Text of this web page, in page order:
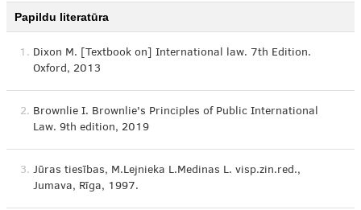
Papildu literatūra
1. Dixon M. [Textbook on] International law. 7th Edition.
Oxford, 2013
2. Brownlie I. Brownlie's Principles of Public International
Law. 9th edition, 2019
3. Jūras tiesības, M.Lejnieka L.Medinas L. visp.zin.red.,
Jumava, Rīga, 1997.